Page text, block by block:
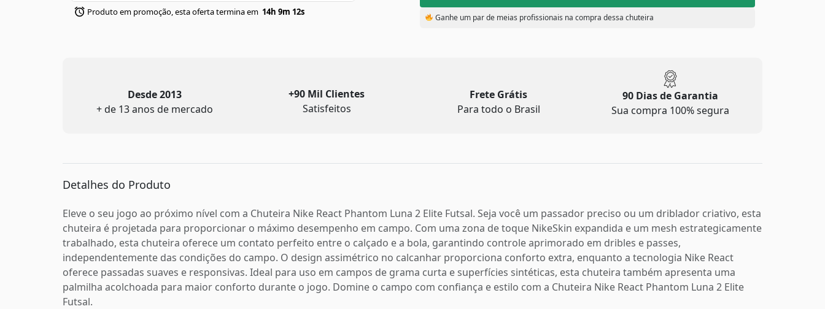
Produto em promoção, esta oferta termina em 14h 9m 11s
Ganhe um par de meias profissionais na compra dessa chuteira
Desde 2013
+ de 13 anos de mercado
+90 Mil Clientes
Satisfeitos
Frete Grátis
Para todo o Brasil
90 Dias de Garantia
Sua compra 100% segura
Detalhes do Produto
Eleve o seu jogo ao próximo nível com a Chuteira Nike React Phantom Luna 2 Elite Futsal. Seja você um passador preciso ou um driblador criativo, esta
chuteira é projetada para proporcionar o máximo desempenho em campo. Com uma zona de toque NikeSkin expandida e um mesh estrategicamente
trabalhado, esta chuteira oferece um contato perfeito entre o calçado e a bola, garantindo controle aprimorado em dribles e passes,
independentemente das condições do campo. O design assimétrico no calcanhar proporciona conforto extra, enquanto a tecnologia Nike React
oferece passadas suaves e responsivas. Ideal para uso em campos de grama curta e superfícies sintéticas, esta chuteira também apresenta uma
palmilha acolchoada para maior conforto durante o jogo. Domine o campo com confiança e estilo com a Chuteira Nike React Phantom Luna 2 Elite
Futsal.